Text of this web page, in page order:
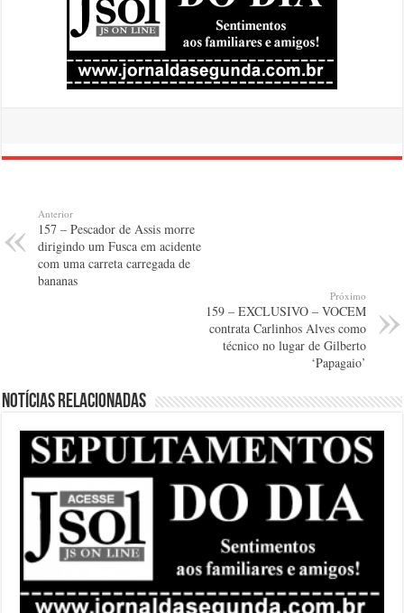
Anterior
157 – Pescador de Assis morre
dirigindo um Fusca em acidente
com uma carreta carregada de
bananas
Próximo
159 – EXCLUSIVO – VOCEM
contrata Carlinhos Alves como
técnico no lugar de Gilberto
‘Papagaio’
Notícias relacionadas